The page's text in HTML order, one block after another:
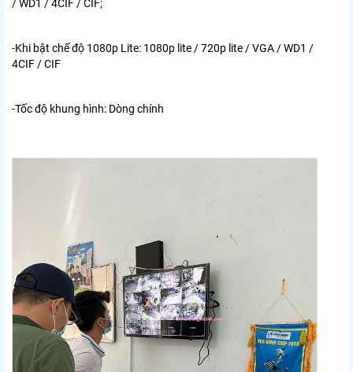
/ WD1 / 4CIF / CIF;
-Khi bật chế độ 1080p Lite: 1080p lite / 720p lite / VGA / WD1 /
4CIF / CIF
-Tốc độ khung hình: Dòng chính